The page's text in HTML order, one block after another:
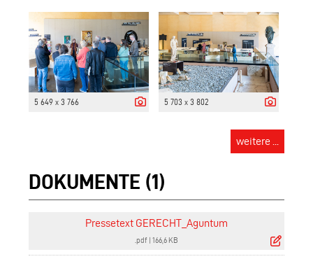
5 649 x 3 766 5 703 x 3 802
weitere ...
DOKUMENTE (1)
Pressetext GERECHT_Aguntum
.pdf | 166,6 KB